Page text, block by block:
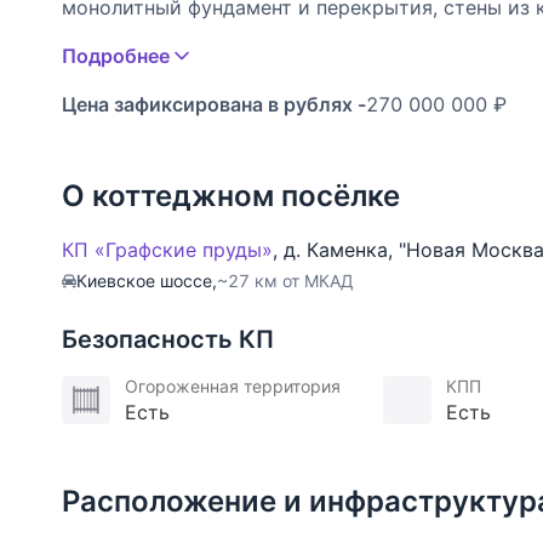
монолитный фундамент и перекрытия, стены
В доме уже есть полностью оборудованная
также установлены межкомнатные перегородки.
Коттеджный поселок расположен в окружении
многоуровневой охраной с двумя КПП,
территории поселка вы найдете широкие
спортивные и детские площадки, теннисные
дошкольного развития.
Вблизи поселка расположены несколько
школа «Путь к успеху» и детский сад
лифта, гостиная, кухня-столовая, две спальни,
Подробнее
Цена зафиксирована в рублях -270 000 000 ₽
О коттеджном посёлке
КП «Графские пруды», д. Каменка, "Новая
Киевское шоссе,~27 км от МКАД
Безопасность КП
Огороженная территория
Есть
КПП
Есть
Расположение и